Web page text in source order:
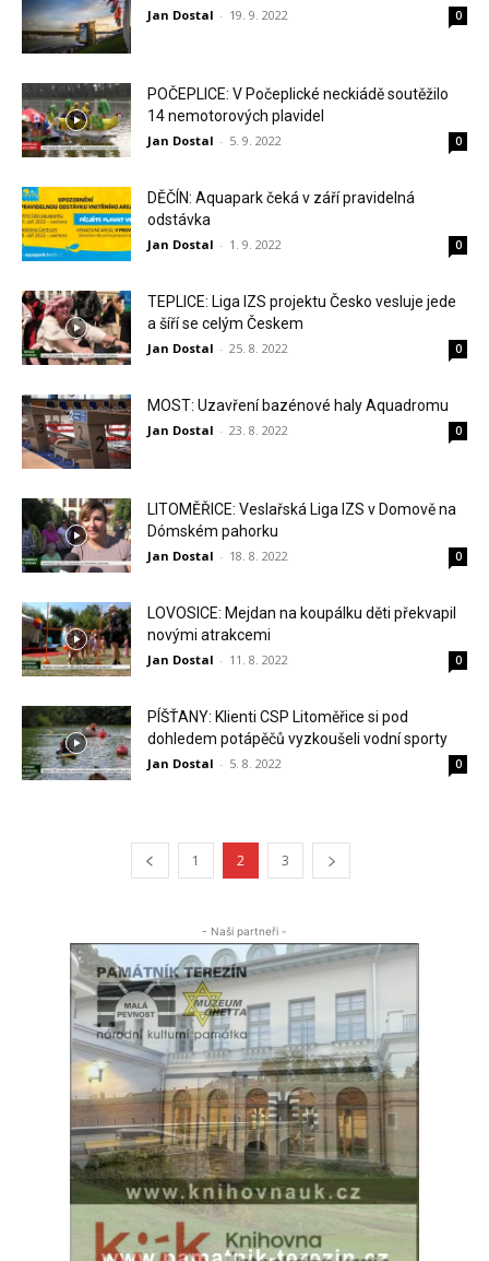
Jan Dostal - 19. 9. 2022 0
POČEPLICE: V Počeplické neckiádě soutěžilo
14 nemotorových plavidel
Jan Dostal - 5. 9. 2022 0
DĚČÍN: Aquapark čeká v září pravidelná
odstávka
Jan Dostal - 1. 9. 2022 0
TEPLICE: Liga IZS projektu Česko vesluje jede
a šíří se celým Českem
Jan Dostal - 25. 8. 2022 0
MOST: Uzavření bazénové haly Aquadromu
Jan Dostal - 23. 8. 2022 0
LITOMĚŘICE: Veslařská Liga IZS v Domově na
Dómském pahorku
Jan Dostal - 18. 8. 2022 0
LOVOSICE: Mejdan na koupálku děti překvapil
novými atrakcemi
Jan Dostal - 11. 8. 2022 0
PÍŠŤANY: Klienti CSP Litoměřice si pod
dohledem potápěčů vyzkoušeli vodní sporty
Jan Dostal - 5. 8. 2022 0
1 2 3
- Naši partneři -